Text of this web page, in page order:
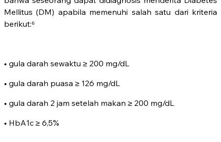
Mellitus (DM) apabila memenuhi salah satu dari kriteria
berikut:⁶
• gula darah sewaktu ≥ 200 mg/dL
• gula darah puasa ≥ 126 mg/dL
• gula darah 2 jam setelah makan ≥ 200 mg/dL
• HbA1c ≥ 6,5%